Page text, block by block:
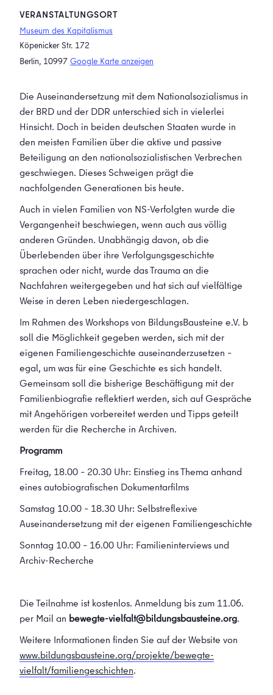
VERANSTALTUNGSORT
Museum des Kapitalismus
Köpenicker Str. 172
Berlin, 10997 Google Karte anzeigen
Die Auseinandersetzung mit dem Nationalsozialismus in
der BRD und der DDR unterschied sich in vielerlei
Hinsicht. Doch in beiden deutschen Staaten wurde in
den meisten Familien über die aktive und passive
Beteiligung an den nationalsozialistischen Verbrechen
geschwiegen. Dieses Schweigen prägt die
nachfolgenden Generationen bis heute.
Auch in vielen Familien von NS-Verfolgten wurde die
Vergangenheit beschwiegen, wenn auch aus völlig
anderen Gründen. Unabhängig davon, ob die
Überlebenden über ihre Verfolgungsgeschichte
sprachen oder nicht, wurde das Trauma an die
Nachfahren weitergegeben und hat sich auf vielfältige
Weise in deren Leben niedergeschlagen.
Im Rahmen des Workshops von BildungsBausteine e.V. b
soll die Möglichkeit gegeben werden, sich mit der
eigenen Familiengeschichte auseinanderzusetzen –
egal, um was für eine Geschichte es sich handelt.
Gemeinsam soll die bisherige Beschäftigung mit der
Familienbiografie reflektiert werden, sich auf Gespräche
mit Angehörigen vorbereitet werden und Tipps geteilt
werden für die Recherche in Archiven.
Programm
Freitag, 18.00 – 20.30 Uhr: Einstieg ins Thema anhand
eines autobiografischen Dokumentarfilms
Samstag 10.00 – 18.30 Uhr: Selbstreflexive
Auseinandersetzung mit der eigenen Familiengeschichte
Sonntag 10.00 – 16.00 Uhr: Familieninterviews und
Archiv-Recherche
Die Teilnahme ist kostenlos. Anmeldung bis zum 11.06.
per Mail an bewegte-vielfalt@bildungsbausteine.org.
Weitere Informationen finden Sie auf der Website von
www.bildungsbausteine.org/projekte/bewegte-
vielfalt/familiengeschichten.